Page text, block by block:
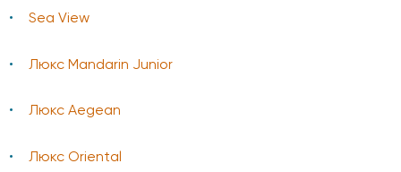
Sea View
Люкс Mandarin Junior
Люкс Aegean
Люкс Oriental